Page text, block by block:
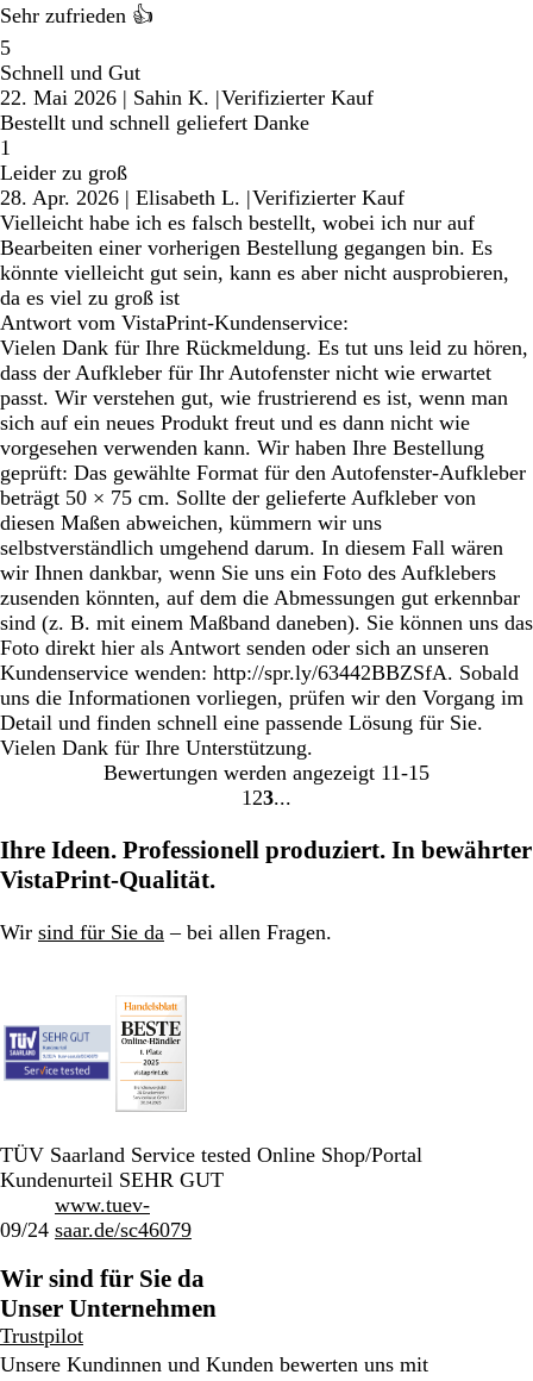
Sehr zufrieden 👍
5
Schnell und Gut
22. Mai 2026 | Sahin K. |Verifizierter Kauf
Bestellt und schnell geliefert Danke
1
Leider zu groß
28. Apr. 2026 | Elisabeth L. |Verifizierter Kauf
Vielleicht habe ich es falsch bestellt, wobei ich nur auf
Bearbeiten einer vorherigen Bestellung gegangen bin. Es
könnte vielleicht gut sein, kann es aber nicht ausprobieren,
da es viel zu groß ist
Antwort vom VistaPrint-Kundenservice:
Vielen Dank für Ihre Rückmeldung. Es tut uns leid zu hören,
dass der Aufkleber für Ihr Autofenster nicht wie erwartet
passt. Wir verstehen gut, wie frustrierend es ist, wenn man
sich auf ein neues Produkt freut und es dann nicht wie
vorgesehen verwenden kann. Wir haben Ihre Bestellung
geprüft: Das gewählte Format für den Autofenster-Aufkleber
beträgt 50 × 75 cm. Sollte der gelieferte Aufkleber von
diesen Maßen abweichen, kümmern wir uns
selbstverständlich umgehend darum. In diesem Fall wären
wir Ihnen dankbar, wenn Sie uns ein Foto des Aufklebers
zusenden könnten, auf dem die Abmessungen gut erkennbar
sind (z. B. mit einem Maßband daneben). Sie können uns das
Foto direkt hier als Antwort senden oder sich an unseren
Kundenservice wenden: http://spr.ly/63442BBZSfA. Sobald
uns die Informationen vorliegen, prüfen wir den Vorgang im
Detail und finden schnell eine passende Lösung für Sie.
Vielen Dank für Ihre Unterstützung.
Bewertungen werden angezeigt 11-15
Gehe
Seite
1 Gehe
Seite
2 Gehe
Seite
3
Ihre Ideen. Professionell produziert. In bewährter
VistaPrint-Qualität.
Wir sind für Sie da – bei allen Fragen.
TÜV Saarland Service tested Online Shop/Portal
Kundenurteil SEHR GUT
09/24
www.tuev-
saar.de/sc46079
Wir sind für Sie da
Unser Unternehmen
Trustpilot
Unsere Kundinnen und Kunden bewerten uns mit